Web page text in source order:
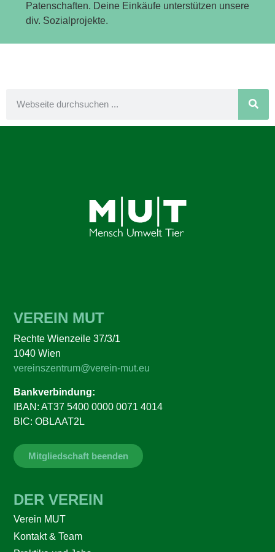
Patenschaften. Deine Einkäufe unterstützen unsere
div. Sozialprojekte.
VEREIN MUT
Rechte Wienzeile 37/3/1
1040 Wien
vereinszentrum@verein-mut.eu
Bankverbindung:
IBAN: AT37 5400 0000 0071 4014
BIC: OBLAAT2L
Mitgliedschaft beenden
DER VEREIN
Verein MUT
Kontakt & Team